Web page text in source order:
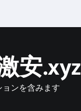
安.xyz
ンを含みます